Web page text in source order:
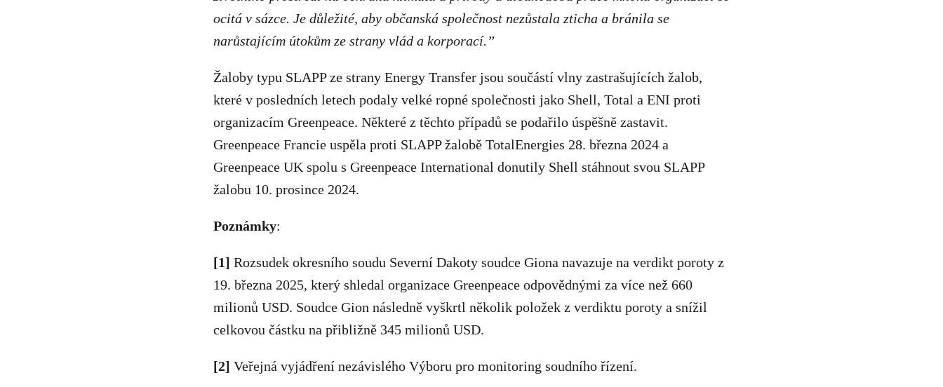
ocitá v sázce. Je důležité, aby občanská společnost nezůstala zticha a bránila se
narůstajícím útokům ze strany vlád a korporací.”
Žaloby typu SLAPP ze strany Energy Transfer jsou součástí vlny zastrašujících žalob,
které v posledních letech podaly velké ropné společnosti jako Shell, Total a ENI proti
organizacím Greenpeace. Některé z těchto případů se podařilo úspěšně zastavit.
Greenpeace Francie uspěla proti SLAPP žalobě TotalEnergies 28. března 2024 a
Greenpeace UK spolu s Greenpeace International donutily Shell stáhnout svou SLAPP
žalobu 10. prosince 2024.
Poznámky:
[1] Rozsudek okresního soudu Severní Dakoty soudce Giona navazuje na verdikt poroty z
19. března 2025, který shledal organizace Greenpeace odpovědnými za více než 660
milionů USD. Soudce Gion následně vyškrtl několik položek z verdiktu poroty a snížil
celkovou částku na přibližně 345 milionů USD.
[2] Veřejná vyjádření nezávislého Výboru pro monitoring soudního řízení.